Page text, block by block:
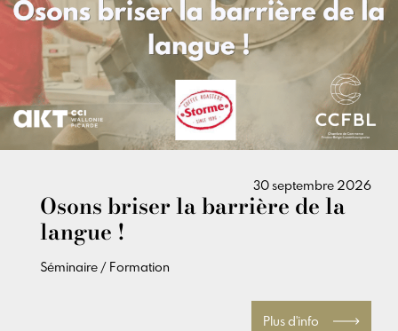
30 septembre 2026
Osons briser la barrière de la
langue !
Séminaire / Formation
Plus d'info